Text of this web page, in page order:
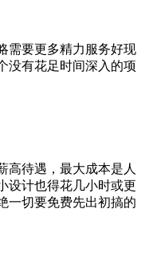
需要更多精力服务好现
没有花足时间深入的项
高待遇，最大成本是人
设计也得花几小时或更
一切要免费先出初搞的